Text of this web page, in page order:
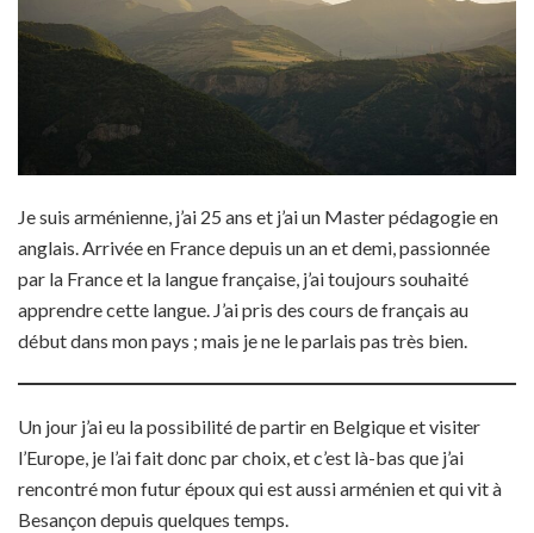
Je suis arménienne, j’ai 25 ans et j’ai un Master pédagogie en
anglais. Arrivée en France depuis un an et demi, passionnée
par la France et la langue française, j’ai toujours souhaité
apprendre cette langue. J’ai pris des cours de français au
début dans mon pays ; mais je ne le parlais pas très bien.
Un jour j’ai eu la possibilité de partir en Belgique et visiter
l’Europe, je l’ai fait donc par choix, et c’est là-bas que j’ai
rencontré mon futur époux qui est aussi arménien et qui vit à
Besançon depuis quelques temps.